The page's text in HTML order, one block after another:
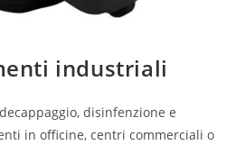
industriali
disinfenzione e
in officine, centri commerciali o